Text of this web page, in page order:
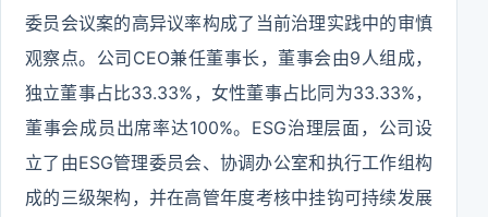
委员会议案的高异议率构成了当前治理实践中的审慎
观察点。公司CEO兼任董事长，董事会由9人组成，
独立董事占比33.33%，女性董事占比同为33.33%，
董事会成员出席率达100%。ESG治理层面，公司设
立了由ESG管理委员会、协调办公室和执行工作组构
成的三级架构，并在高管年度考核中挂钩可持续发展